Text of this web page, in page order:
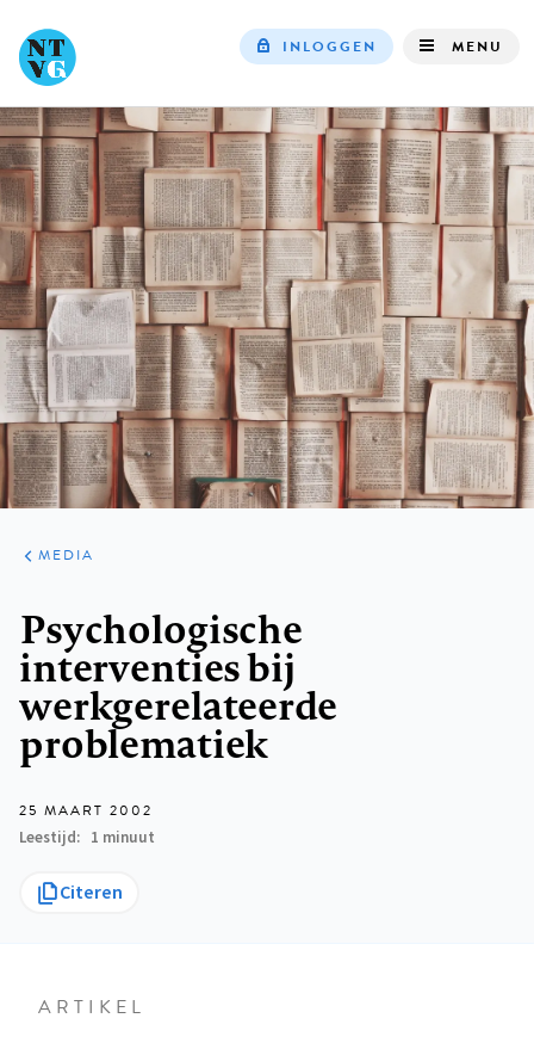
navigation
INLOGGEN MENU
ARTIKELEN
VARIA
MEDIA
Psychologische
interventies bij
werkgerelateerde
problematiek
25 MAART 2002
Leestijd
1 minuut
Citeren
ARTIKEL